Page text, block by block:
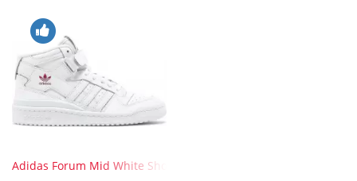
Adidas Forum Mid White Shock Pink